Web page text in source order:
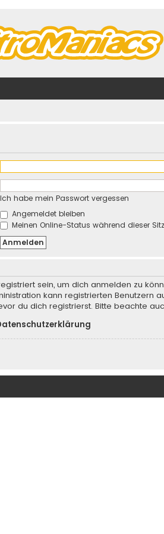
Ich habe mein Passwort vergessen
Angemeldet bleiben
Meinen Online-Status während dieser
sein, um dich anmelden zu
kann registrierten Benutzern
du dich registrierst. Bitte beachte